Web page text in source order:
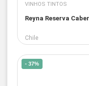
VINHOS TINTOS
Reyna Reserva
Chile
- 37%